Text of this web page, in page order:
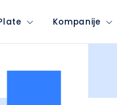
Kompanije